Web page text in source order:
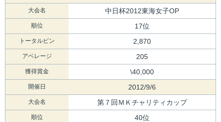
大会名 中日杯2012東海女子OP
順位 17位
トータルピン 2,870
アベレージ 205
獲得賞金 \40,000
開催日 2012/9/6
大会名 第７回ＭＫチャリティカップ
順位 40位